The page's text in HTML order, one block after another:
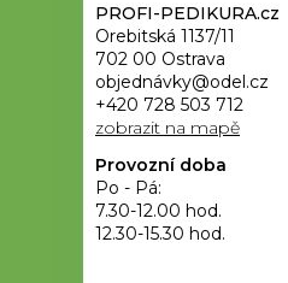
PROFI-PEDIKURA.cz
Orebitská 1137/11
702 00 Ostrava
objednávky@odel.cz
+420 728 503 712
zobrazit na mapě
Provozní doba
Po - Pá:
7.30-12.00 hod.
12.30-15.30 hod.